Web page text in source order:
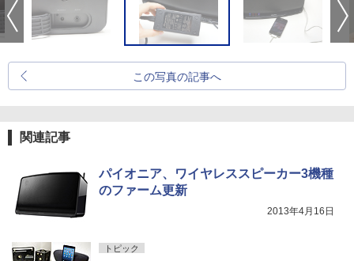
この写真の記事へ
関連記事
パイオニア、ワイヤレススピーカー3機種
のファーム更新
2013年4月16日
トピック